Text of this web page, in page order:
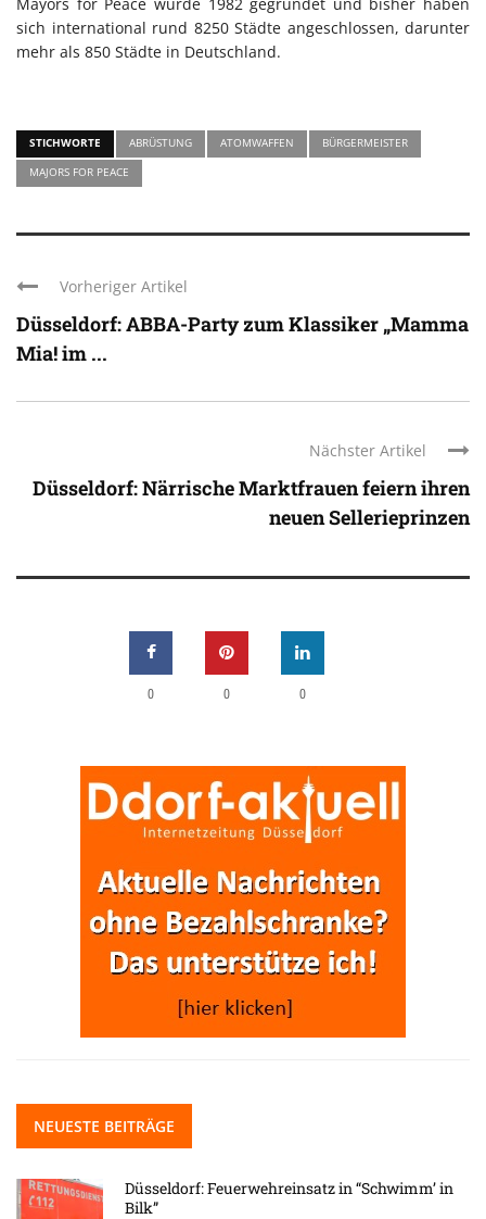
sich international rund 8250 Städte angeschlossen, darunter
mehr als 850 Städte in Deutschland.
STICHWORTE ABRÜSTUNG ATOMWAFFEN
BÜRGERMEISTER
MAJORS FOR PEACE
Vorheriger Artikel
Düsseldorf: ABBA-Party zum Klassiker „Mamma
Mia! im ...
Nächster Artikel
Düsseldorf: Närrische Marktfrauen feiern ihren
neuen Sellerieprinzen
0 0 0
NEUESTE BEITRÄGE
Düsseldorf: Feuerwehreinsatz in “Schwimm’ in
Bilk”